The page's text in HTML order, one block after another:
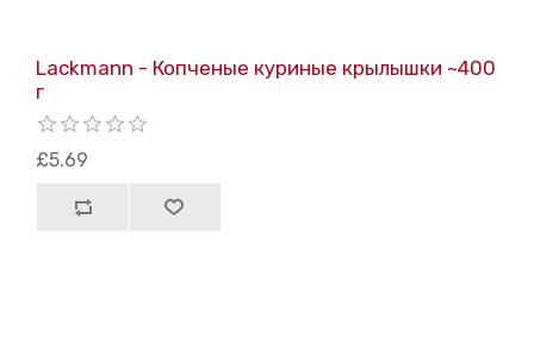
Lackmann - Копченые куриные крылышки ~400
г
£5.69